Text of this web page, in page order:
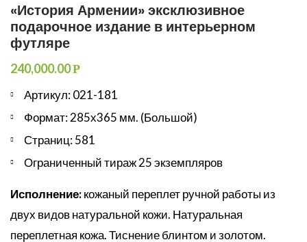
«История Армении» эксклюзивное
подарочное издание в интерьерном
футляре
240,000.00Р
Артикул: 021-181
Формат: 285х365 мм. (Большой)
Страниц: 581
Ограниченный тираж 25 экземпляров
Исполнение:кожаный переплет ручной работы из
двух видов натуральной кожи. Натуральная
переплетная кожа. Тиснение блинтом и золотом.